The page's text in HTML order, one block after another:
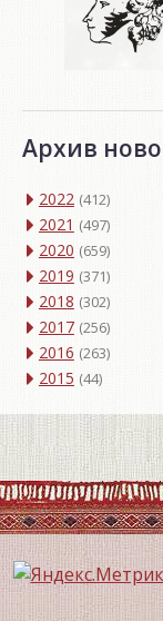
Архив
2022 (412)
2021 (497)
2020 (659)
2019 (371)
2018 (302)
2017 (256)
2016 (263)
2015 (44)